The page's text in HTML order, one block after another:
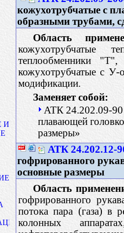
И
кожухотрубчатые с
образными трубами,
Область
кожухотрубчатые
теплообменники
кожухотрубчатые с
модификации.
Заменяет собой:
АТК 24.202.09-90
плавающей
размеры»
АТК 24.202.12-
гофрированного
основные размеры
Область
гофрированного
потока пара (газа) в
колонных